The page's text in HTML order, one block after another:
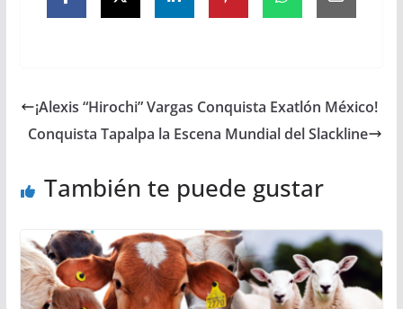
¡Alexis “Hirochi” Vargas Conquista Exatlón México!
Conquista Tapalpa la Escena Mundial del Slackline
También te puede gustar